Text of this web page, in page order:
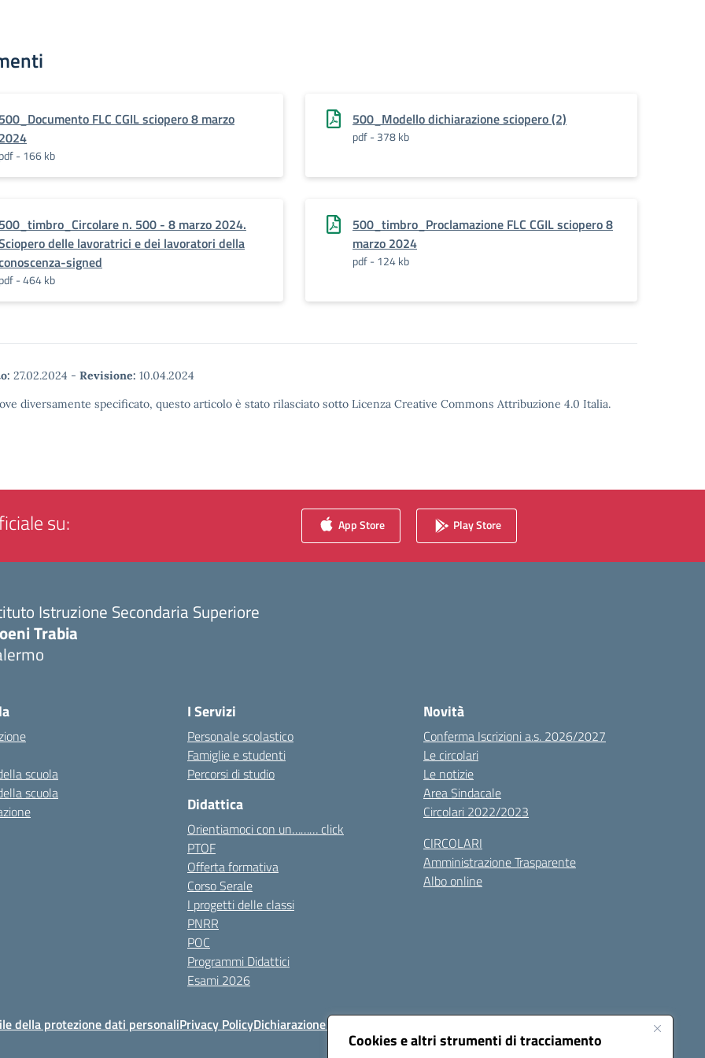
Cookies e altri strumenti di tracciamento
FLC CGIL sciopero 8 marzo
- 166 kb
500_Modello dichiarazione sciopero (2)
pdf - 378 kb
n. 500 - 8 marzo 2024.
delle lavoratrici e dei lavoratori della
signed
- 464 kb
500_timbro_Proclamazione FLC CGIL sciopero 8
marzo 2024
pdf - 124 kb
27.02.2024 - Revisione: 10.04.2024
diversamente specificato, questo articolo è stato rilasciato sotto Licenza Creative Commons Attribuzione 4.0 Italia.
su: App Store Play Store
Istruzione Secondaria Superiore
Trabia
scuola
scuola
I Servizi
Personale scolastico
Famiglie e studenti
Percorsi di studio
Didattica
Orientiamoci con un……… click
PTOF
Offerta formativa
Corso Serale
I progetti delle classi
PNRR
POC
Programmi Didattici
Esami 2026
Novità
Conferma Iscrizioni a.s. 2026/2027
Le circolari
Le notizie
Area Sindacale
Circolari 2022/2023
CIRCOLARI
Amministrazione Trasparente
Albo online
della protezione dati personaliPrivacy PolicyDichiarazione di accessibilità Seguici su: